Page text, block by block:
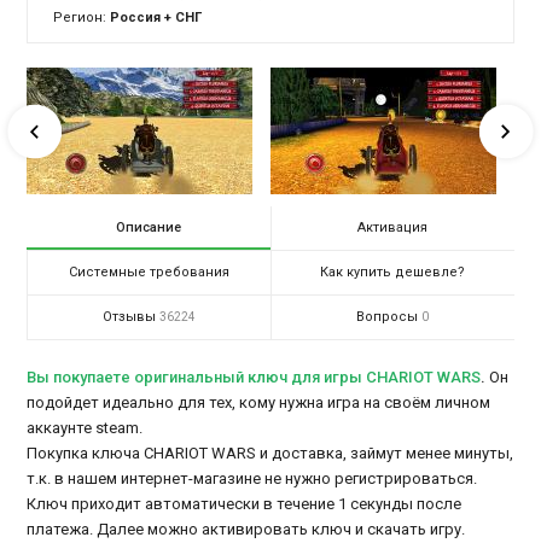
Регион: Россия + СНГ
Описание Активация
Системные требования Как купить дешевле?
Отзывы 36224 Вопросы 0
Вы покупаете оригинальный ключ для игры CHARIOT WARS. Он
подойдет идеально для тех, кому нужна игра на своём личном
аккаунте steam.
Покупка ключа CHARIOT WARS и доставка, займут менее минуты,
т.к. в нашем интернет-магазине не нужно регистрироваться.
Ключ приходит автоматически в течение 1 секунды после
платежа. Далее можно активировать ключ и скачать игру.